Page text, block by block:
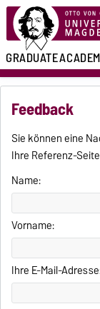
GRADUATE
Feedback
Sie können eine
Ihre Referenz-
Name:
Vorname:
Ihre E-Mail-